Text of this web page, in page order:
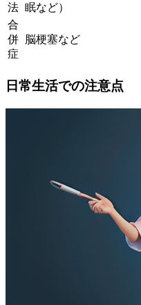
法 眠など）
合
併
症
脳梗塞など
日常生活での注意点